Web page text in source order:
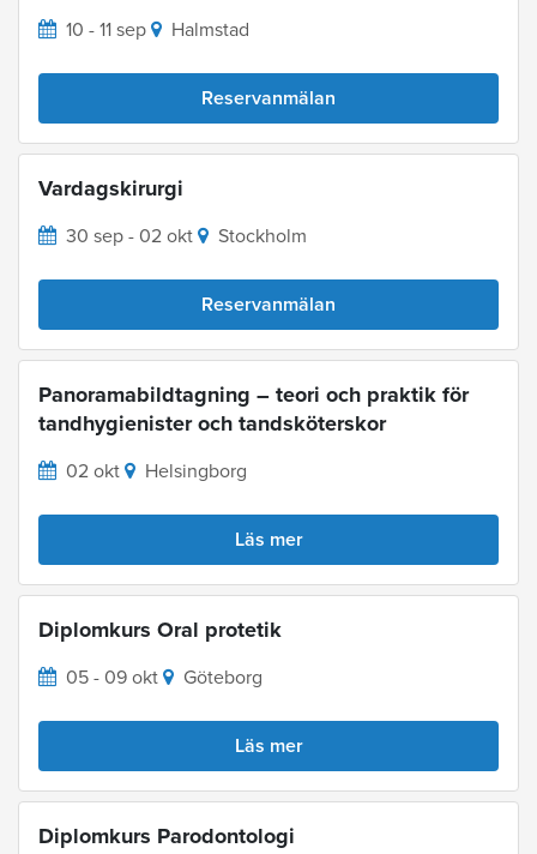
10 - 11 sep Halmstad
Reservanmälan
Vardagskirurgi
30 sep - 02 okt Stockholm
Reservanmälan
Panoramabildtagning – teori och praktik för
tandhygienister och tandsköterskor
02 okt Helsingborg
Läs mer
Diplomkurs Oral protetik
05 - 09 okt Göteborg
Läs mer
Diplomkurs Parodontologi